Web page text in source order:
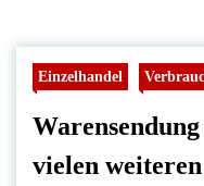
Einzelhandel
vielen